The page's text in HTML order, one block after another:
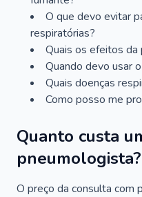
O que devo evitar
respiratórias?
Quais os efeitos da
Quando devo usar
Quais doenças
Como posso me
Quanto custa
pneumologista?
O preço da consulta com